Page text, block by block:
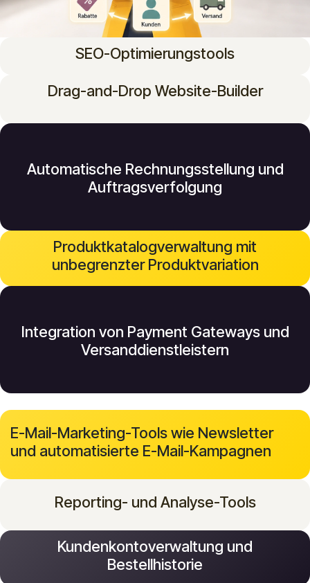
SEO-Optimierungstools
Drag-and-Drop Website-Builder
Automatische Rechnungsstellung und
Auftragsverfolgung
Produktkatalogverwaltung mit
unbegrenzter Produktvariation
Integration von Payment Gateways und
Versanddienstleistern
E-Mail-Marketing-Tools wie Newsletter
und automatisierte E-Mail-Kampagnen
Reporting- und Analyse-Tools
Kundenkontoverwaltung und
Bestellhistorie